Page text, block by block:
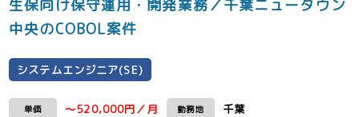
生保向け保守運用・開発業務／千葉ニュータウン
中央のCOBOL案件
システムエンジニア(SE)
単価 ～520,000円／月 勤務地 千葉